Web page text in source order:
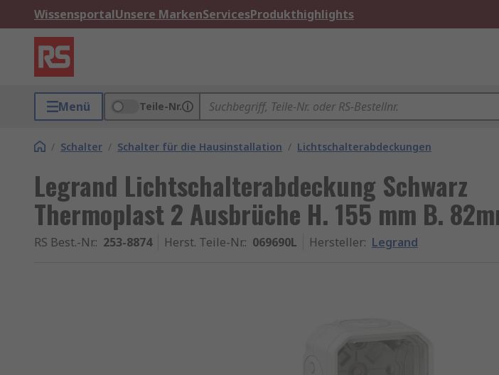
WissensportalUnsere MarkenServicesProdukthighlights
Menü Teile-Nr.
/ Schalter / Schalter für die Hausinstallation / Lichtschalterabdeckungen
Legrand Lichtschalterabdeckung Schwarz
Thermoplast 2 Ausbrüche H. 155 mm B.
RS Best.-Nr.: 253-8874 Herst. Teile-Nr.: 069690L Hersteller: Legrand